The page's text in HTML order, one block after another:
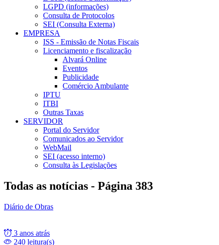
LGPD (informações)
Consulta de Protocolos
SEI (Consulta Externa)
EMPRESA
ISS - Emissão de Notas Fiscais
Licenciamento e fiscalização
Alvará Online
Eventos
Publicidade
Comércio Ambulante
IPTU
ITBI
Outras Taxas
SERVIDOR
Portal do Servidor
Comunicados ao Servidor
WebMail
SEI (acesso interno)
Consulta às Legislações
Todas as notícias - Página 383
Diário de Obras
3 anos atrás
240 leitura(s)